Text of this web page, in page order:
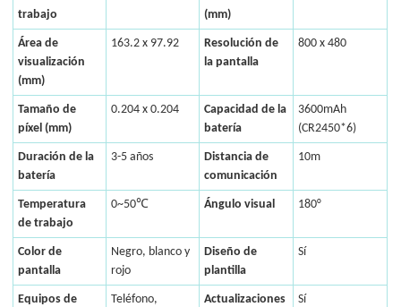
trabajo
(mm)
Área de
visualización
(mm)
163.2 x 97.92
Resolución de
la pantalla
800 x 480
Tamaño de
píxel (mm)
0.204 x 0.204
Capacidad de la
batería
3600mAh
(CR2450*6)
Duración de la
batería
3-5 años
Distancia de
comunicación
10m
Temperatura
de trabajo
0~50℃ Ángulo visual 180°
Color de
pantalla
Negro, blanco y
rojo
Diseño de
plantilla
Sí
Equipos de
Teléfono,
Actualizaciones
Sí